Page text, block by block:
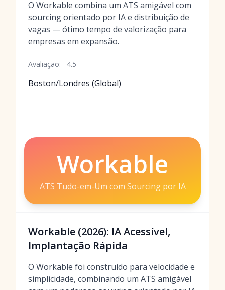
O Workable combina um ATS amigável com
sourcing orientado por IA e distribuição de
vagas — ótimo tempo de valorização para
empresas em expansão.
Avaliação: 4.5
Boston/Londres (Global)
Workable
ATS Tudo-em-Um com Sourcing por IA
Workable (2026): IA Acessível,
Implantação Rápida
O Workable foi construído para velocidade e
simplicidade, combinando um ATS amigável